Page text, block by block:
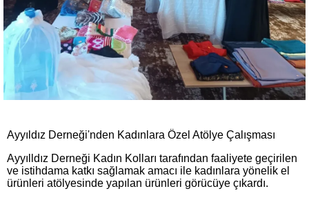
Ayyıldız Derneği'nden Kadınlara Özel Atölye Çalışması
Ayyılldız Derneği Kadın Kolları tarafından faaliyete geçirilen
ve istihdama katkı sağlamak amacı ile kadınlara yönelik el
ürünleri atölyesinde yapılan ürünleri görücüye çıkardı.